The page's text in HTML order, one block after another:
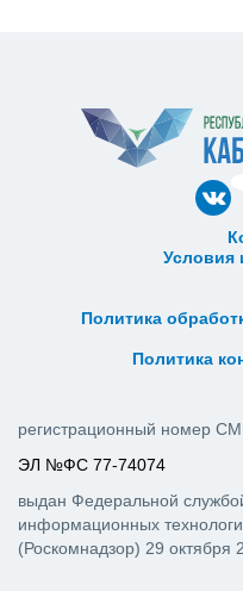
Условия
Политика
Политика
регистрационный номер
ЭЛ №ФС 77-74074
выдан Федеральной
информационных
(Роскомнадзор) 29 октября